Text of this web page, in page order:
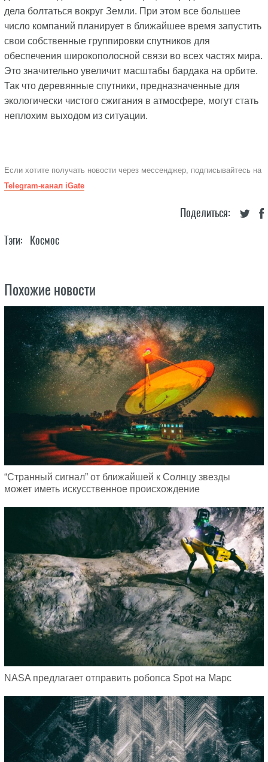
дела болтаться вокруг Земли. При этом все большее
число компаний планирует в ближайшее время запустить
свои собственные группировки спутников для
обеспечения широкополосной связи во всех частях мира.
Это значительно увеличит масштабы бардака на орбите.
Так что деревянные спутники, предназначенные для
экологически чистого сжигания в атмосфере, могут стать
неплохим выходом из ситуации.
Если хотите получать новости через мессенджер, подписывайтесь на
Telegram-канал iGate
Поделиться:
Тэги: Космос
Похожие новости
“Странный сигнал” от ближайшей к Солнцу звезды
может иметь искусственное происхождение
NASA предлагает отправить робопса Spot на Марс